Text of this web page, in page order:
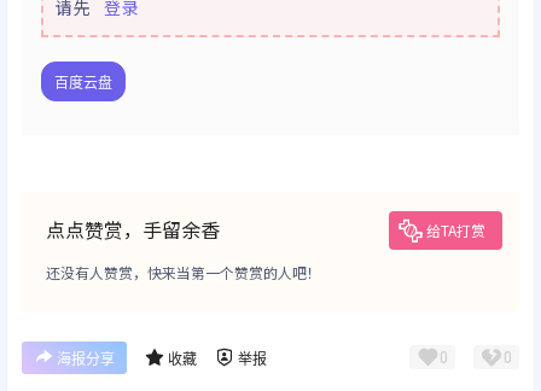
请先 登录
百度云盘
点点赞赏，手留余香 给TA打赏
还没有人赞赏，快来当第一个赞赏的人吧！
海报分享 收藏 举报 0 0